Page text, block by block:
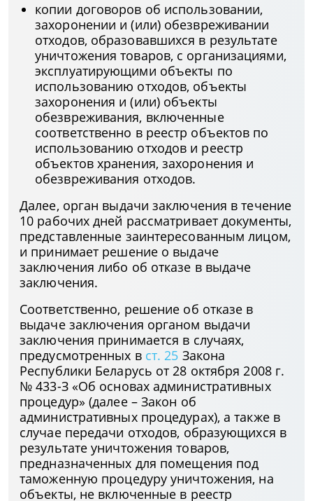
копии договоров об использовании,
захоронении и (или) обезвреживании
отходов, образовавшихся в результате
уничтожения товаров, с организациями,
эксплуатирующими объекты по
использованию отходов, объекты
захоронения и (или) объекты
обезвреживания, включенные
соответственно в реестр объектов по
использованию отходов и реестр
объектов хранения, захоронения и
обезвреживания отходов.
Далее, орган выдачи заключения в течение
10 рабочих дней рассматривает документы,
представленные заинтересованным лицом,
и принимает решение о выдаче
заключения либо об отказе в выдаче
заключения.
Соответственно, решение об отказе в
выдаче заключения органом выдачи
заключения принимается в случаях,
предусмотренных в ст. 25 Закона
Республики Беларусь от 28 октября 2008 г.
№ 433-З «Об основах административных
процедур» (далее – Закон об
административных процедурах), а также в
случае передачи отходов, образующихся в
результате уничтожения товаров,
предназначенных для помещения под
таможенную процедуру уничтожения, на
объекты, не включенные в реестр